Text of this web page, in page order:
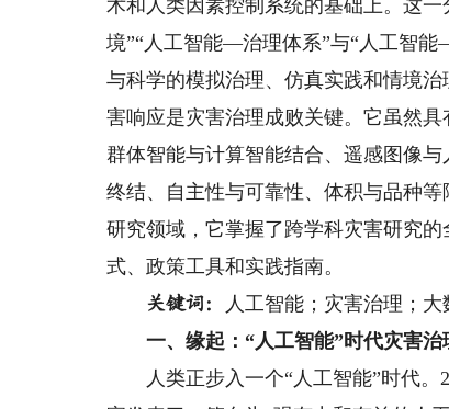
术和人类因素控制系统的基础上。这
境”“人工智能—治理体系”与“人工智
与科学的模拟治理、仿真实践和情境
害响应是灾害治理成败关键。它虽然
群体智能与计算智能结合、遥感图像
终结、自主性与可靠性、体积与品种
研究领域，它掌握了跨学科灾害研究
式、政策工具和实践指南。
关键词：
人工智能；灾害治理；
一、缘起：“人工智能”时代灾害治
人类正步入一个“人工智能”时代。